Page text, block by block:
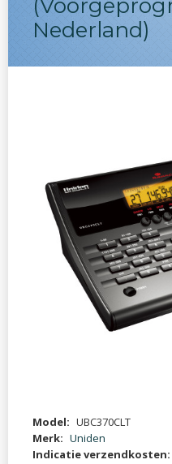
Nederland)
Model: UBC370CLT
Merk: Uniden
Indicatie verzendkosten: